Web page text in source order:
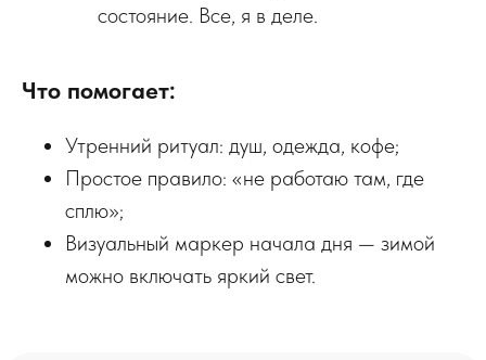
состояние. Все, я в деле.
Что помогает:
Утренний ритуал: душ, одежда, кофе;
Простое правило: «не работаю там, где
сплю»;
Визуальный маркер начала дня — зимой
можно включать яркий свет.